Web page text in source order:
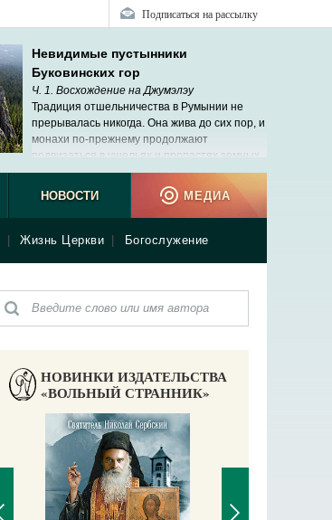
Подписаться на рассылку
Невидимые пустынники
Буковинских гор
Ч. 1. Восхождение на Джумэлэу
Традиция отшельничества в Румынии не
прерывалась никогда. Она жива до сих пор, и
монахи по-прежнему продолжают
подвизаться в ущельях и пропастях земных.
Жизнь Церкви Богослужение
НОВОСТИ МЕДИА
НОВИНКИ ИЗДАТЕЛЬСТВА
«ВОЛЬНЫЙ СТРАННИК»